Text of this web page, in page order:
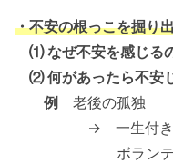
・不安の根っこを掘り
⑴ なぜ不安を感じる
⑵ 何があったら不安
例 老後の孤独
→ 一生付き合え
ボランティア